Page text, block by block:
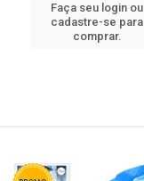
Faça seu login ou
cadastre-se para
comprar.